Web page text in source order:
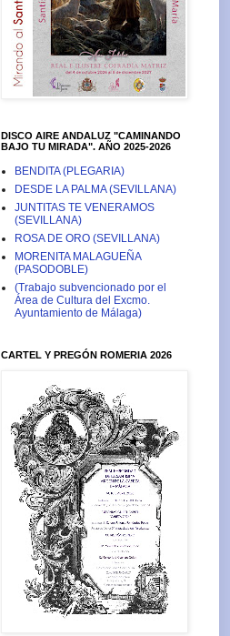
DISCO AIRE ANDALUZ "CAMINANDO
BAJO TU MIRADA". AÑO 2025-2026
BENDITA (PLEGARIA)
DESDE LA PALMA (SEVILLANA)
JUNTITAS TE VENERAMOS
(SEVILLANA)
ROSA DE ORO (SEVILLANA)
MORENITA MALAGUEÑA
(PASODOBLE)
(Trabajo subvencionado por el
Área de Cultura del Excmo.
Ayuntamiento de Málaga)
CARTEL Y PREGÓN ROMERIA 2026